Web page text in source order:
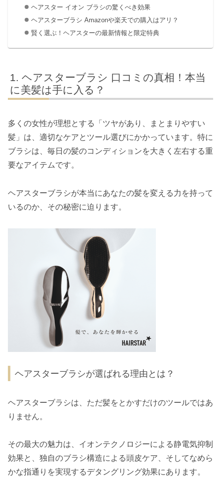
ヘアスター イオン ブラシの驚くべき効果
ヘアスターブラシ Amazonや楽天での購入はアリ？
賢く選ぶ！ヘアスターの最新情報と限定特典
ヘアスターブラシ 口コミの真相！本当
に美髪は手に入る？
多くの女性が理想とする「ツヤがあり、まとまりやすい
髪」は、適切なケアとツール選びにかかっています。特に
ブラシは、毎日の髪のコンディションを大きく左右する重
要なアイテムです。
ヘアスターブラシが本当にあなたの髪を変える力を持って
いるのか、その秘密に迫ります。
ヘアスターブラシが選ばれる理由とは？
ヘアスターブラシは、ただ髪をとかすだけのツールではあ
りません。
その最大の魅力は、イオンテクノロジーによる静電気抑制
効果と、独自のブラシ構造による頭皮ケア、そしてなめら
かな指通りを実現するデタングリング効果にあります。